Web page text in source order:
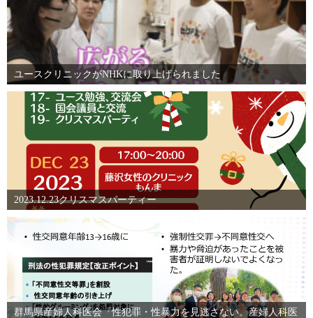
ユースクリニックがNHKに取り上げられました
2023.12.23クリスマスパーティー
群馬県産婦人科医会『性犯罪・性暴力を見逃さない。産婦人科医